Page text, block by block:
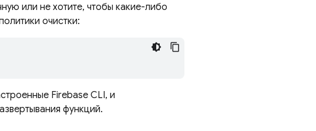
или не хотите, чтобы какие-либо
очистки:
Firebase CLI, и
функций.